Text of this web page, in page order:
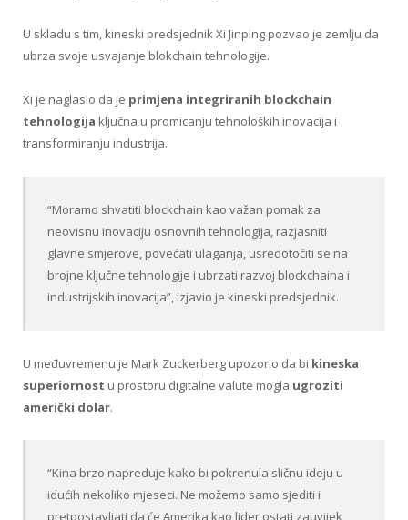
U skladu s tim, kineski predsjednik Xi Jinping pozvao je zemlju da
ubrza svoje usvajanje blokchain tehnologije.
Xi je naglasio da je primjena integriranih blockchain
tehnologija ključna u promicanju tehnoloških inovacija i
transformiranju industrija.
“Moramo shvatiti blockchain kao važan pomak za
neovisnu inovaciju osnovnih tehnologija, razjasniti
glavne smjerove, povećati ulaganja, usredotočiti se na
brojne ključne tehnologije i ubrzati razvoj blockchaina i
industrijskih inovacija”, izjavio je kineski predsjednik.
U međuvremenu je Mark Zuckerberg upozorio da bi kineska
superiornost u prostoru digitalne valute mogla ugroziti
američki dolar.
“Kina brzo napreduje kako bi pokrenula sličnu ideju u
idućih nekoliko mjeseci. Ne možemo samo sjediti i
pretpostavljati da će Amerika kao lider ostati zauvijek